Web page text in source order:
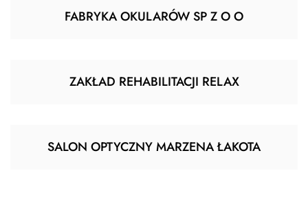
FABRYKA OKULARÓW SP Z O O
ZAKŁAD REHABILITACJI RELAX
SALON OPTYCZNY MARZENA ŁAKOTA